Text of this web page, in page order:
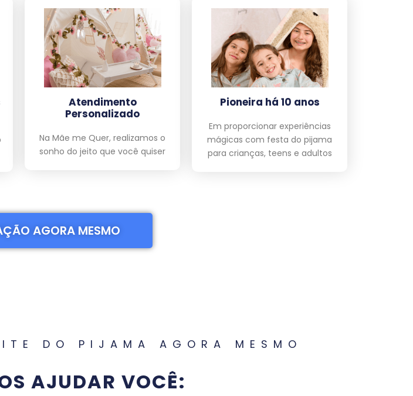
Atendimento
Personalizado
Na Mãe me Quer, realizamos o
sonho do jeito que você quiser
Pioneira há 10 anos
Em proporcionar experiências
mágicas com festa do pijama
para crianças, teens e adultos
AGORA MESMO
DO PIJAMA AGORA MESMO
AJUDAR VOCÊ: